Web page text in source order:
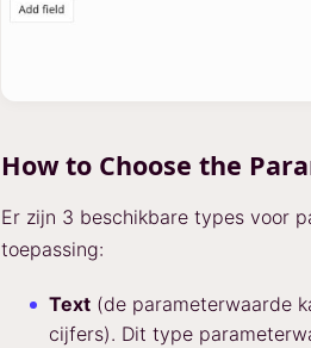
How to Choose the
Er zijn 3 beschikbare types voor
toepassing:
Text (de parameterwaarde
cijfers). Dit type